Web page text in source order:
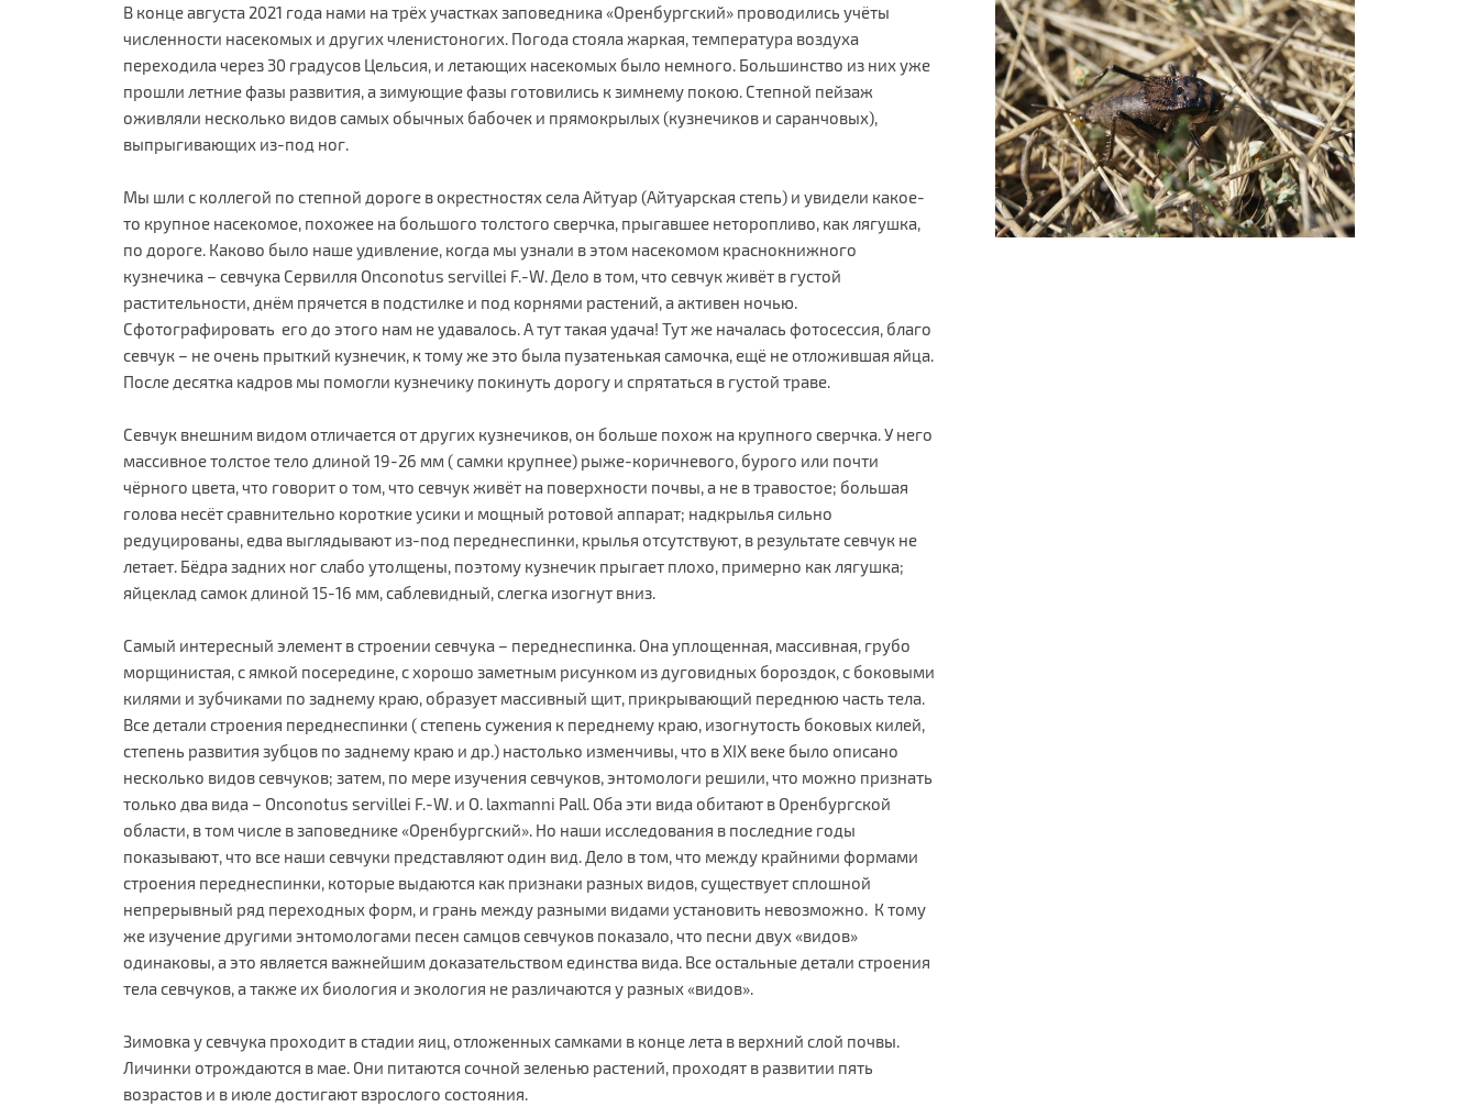
В конце августа 2021 года нами на трёх участках заповедника «Оренбургский» проводились учёты
численности насекомых и других членистоногих. Погода стояла жаркая, температура воздуха
переходила через 30 градусов Цельсия, и летающих насекомых было немного. Большинство из них уже
прошли летние фазы развития, а зимующие фазы готовились к зимнему покою. Степной пейзаж
оживляли несколько видов самых обычных бабочек и прямокрылых (кузнечиков и саранчовых),
выпрыгивающих из-под ног.
Мы шли с коллегой по степной дороге в окрестностях села Айтуар (Айтуарская степь) и увидели какое-
то крупное насекомое, похожее на большого толстого сверчка, прыгавшее неторопливо, как лягушка,
по дороге. Каково было наше удивление, когда мы узнали в этом насекомом краснокнижного
кузнечика – севчука Сервилля Onconotus servillei F.-W. Дело в том, что севчук живёт в густой
растительности, днём прячется в подстилке и под корнями растений, а активен ночью.
Сфотографировать его до этого нам не удавалось. А тут такая удача! Тут же началась фотосессия, благо
севчук – не очень прыткий кузнечик, к тому же это была пузатенькая самочка, ещё не отложившая яйца.
После десятка кадров мы помогли кузнечику покинуть дорогу и спрятаться в густой траве.
Севчук внешним видом отличается от других кузнечиков, он больше похож на крупного сверчка. У него
массивное толстое тело длиной 19-26 мм ( самки крупнее) рыже-коричневого, бурого или почти
чёрного цвета, что говорит о том, что севчук живёт на поверхности почвы, а не в травостое; большая
голова несёт сравнительно короткие усики и мощный ротовой аппарат; надкрылья сильно
редуцированы, едва выглядывают из-под переднеспинки, крылья отсутствуют, в результате севчук не
летает. Бёдра задних ног слабо утолщены, поэтому кузнечик прыгает плохо, примерно как лягушка;
яйцеклад самок длиной 15-16 мм, саблевидный, слегка изогнут вниз.
Самый интересный элемент в строении севчука – переднеспинка. Она уплощенная, массивная, грубо
морщинистая, с ямкой посередине, с хорошо заметным рисунком из дуговидных бороздок, с боковыми
килями и зубчиками по заднему краю, образует массивный щит, прикрывающий переднюю часть тела.
Все детали строения переднеспинки ( степень сужения к переднему краю, изогнутость боковых килей,
степень развития зубцов по заднему краю и др.) настолько изменчивы, что в ХIХ веке было описано
несколько видов севчуков; затем, по мере изучения севчуков, энтомологи решили, что можно признать
только два вида – Onconotus servillei F.-W. и O. laxmanni Pall. Оба эти вида обитают в Оренбургской
области, в том числе в заповеднике «Оренбургский». Но наши исследования в последние годы
показывают, что все наши севчуки представляют один вид. Дело в том, что между крайними формами
строения переднеспинки, которые выдаются как признаки разных видов, существует сплошной
непрерывный ряд переходных форм, и грань между разными видами установить невозможно. К тому
же изучение другими энтомологами песен самцов севчуков показало, что песни двух «видов»
одинаковы, а это является важнейшим доказательством единства вида. Все остальные детали строения
тела севчуков, а также их биология и экология не различаются у разных «видов».
Зимовка у севчука проходит в стадии яиц, отложенных самками в конце лета в верхний слой почвы.
Личинки отрождаются в мае. Они питаются сочной зеленью растений, проходят в развитии пять
возрастов и в июле достигают взрослого состояния.